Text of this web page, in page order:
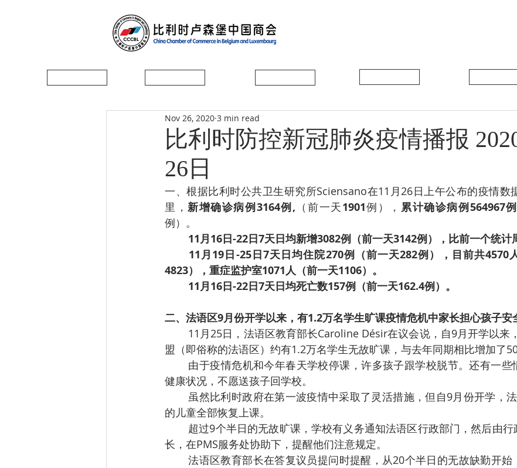
比利时防控新冠肺炎疫情播报
26日
Nov 26, 2020 3 min read
一、根据比利时公共卫生研究所Sciensano在11月26日上午公布的疫情数
里，新增确诊病例3164例, （前一天1901例）， 累计确诊病例564967例
例）。
11月16日-22日7天日均新增3082例（前一天3142例），比前一个统计
­11月19日-25日7天日均住院270例（前一天282例），目前共4570
4823），重症监护室1071人（前一天1106）。
11月16日-22日7天日均死亡数157例（前一天162.4例）。
二、法语区9月份开学以来，有1.2万名学生旷课疫情危机中家长担心孩子安
11月25日，法语区教育部长Caroline Désir在议会说，自9月开学以来
盟（即俗称的法语区）约有1.2万名学生无故旷课，与去年同期相比增加了
由于疫情危机和今年春天学校停课，许多孩子跟学校脱节。还有一些
健康状况，不愿送孩子回学校。
虽然比利时政府在第一波疫情中采取了灵活措施，但自9月份开学，
的儿童全部恢复上课。
超过9个半日的无故旷课，学校有义务通知法语区行政部门，然后由
长，在PMS服务处协助下，提醒他们注意规定。
法语区教育部长在答复议员提问时提醒，从20个半日的无故缺勤开始